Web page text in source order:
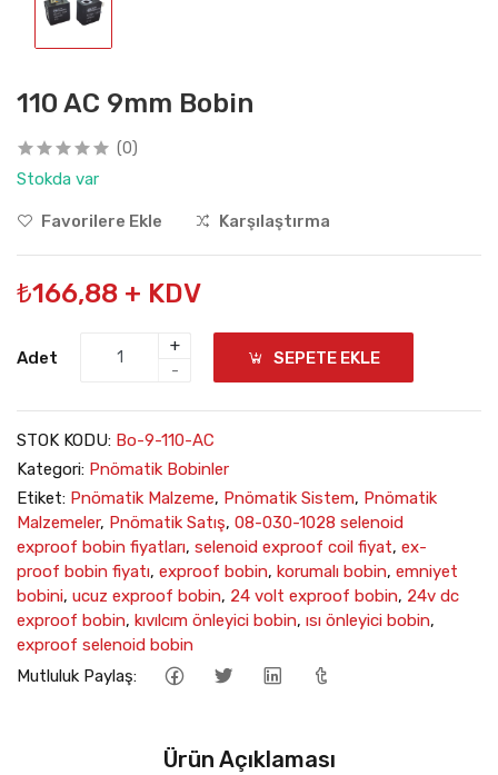
110 AC 9mm Bobin
(0)
Stokda var
Favorilere Ekle Karşılaştırma
₺166,88 + KDV
Adet
+
-
SEPETE EKLE
STOK KODU: Bo-9-110-AC
Kategori: Pnömatik Bobinler
Etiket: Pnömatik Malzeme, Pnömatik Sistem, Pnömatik
Malzemeler, Pnömatik Satış, 08-030-1028 selenoid
exproof bobin fiyatları, selenoid exproof coil fiyat, ex-
proof bobin fiyatı, exproof bobin, korumalı bobin, emniyet
bobini, ucuz exproof bobin, 24 volt exproof bobin, 24v dc
exproof bobin, kıvılcım önleyici bobin, ısı önleyici bobin,
exproof selenoid bobin
Mutluluk Paylaş:
Ürün Açıklaması